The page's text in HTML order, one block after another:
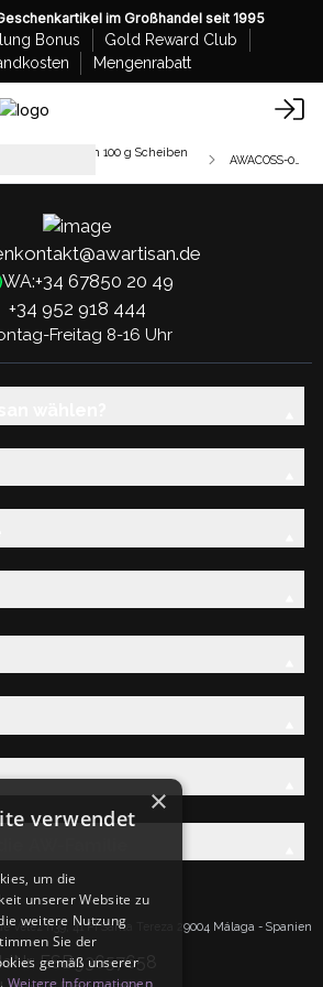
im Großhandel seit 1995
Bonus
Gold Reward Club
Mengenrabatt
- in 100 g Scheiben
AWACOSS-02-6u
WA:+34 67850 20 49
+34 952 918 444
Freitag 8-16 Uhr
AW-Familie
Velez n39, 41 PI Santa Tereza 29004 Málaga - Spanien
ESB93657658
×
verwendet
um die
unserer Website zu
weitere Nutzung
Sie der
gemäß unserer
Weitere Informationen